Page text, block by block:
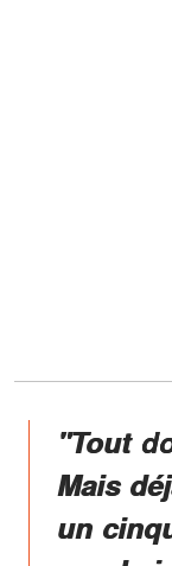
"Tout
Mais
un